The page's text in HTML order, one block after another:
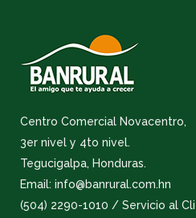
Centro Comercial Novacentro,
3er nivel y 4to nivel.
Tegucigalpa, Honduras.
Email: info@banrural.com.hn
(504) 2290-1010 / Servicio al